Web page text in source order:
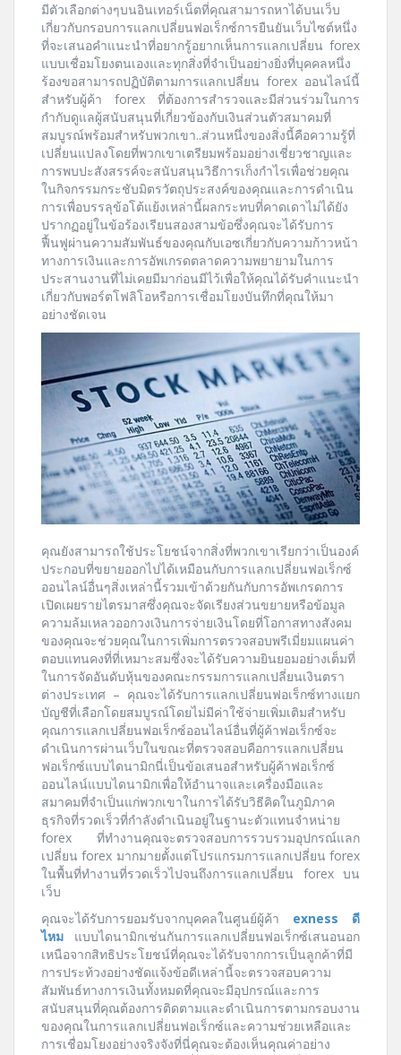
มีตัวเลือกต่างๆบนอินเทอร์เน็ตที่คุณสามารถหาได้บนเว็บ
เกี่ยวกับกรอบการแลกเปลี่ยนฟอเร็กซ์การยืนยันเว็บไซต์หนึ่ง
ที่จะเสนอคำแนะนำที่อยากรู้อยากเห็นการแลกเปลี่ยน forex
แบบเชื่อมโยงตนเองและทุกสิ่งที่จำเป็นอย่างยิ่งที่บุคคลหนึ่ง
ร้องขอสามารถปฏิบัติตามการแลกเปลี่ยน forex ออนไลน์นี้
สำหรับผู้ค้า forex ที่ต้องการสำรวจและมีส่วนร่วมในการ
กำกับดูแลผู้สนับสนุนที่เกี่ยวข้องกับเงินส่วนตัวสมาคมที่
สมบูรณ์พร้อมสำหรับพวกเขา..ส่วนหนึ่งของสิ่งนี้คือความรู้ที่
เปลี่ยนแปลงโดยที่พวกเขาเตรียมพร้อมอย่างเชี่ยวชาญและ
การพบปะสังสรรค์จะสนับสนุนวิธีการเก็งกำไรเพื่อช่วยคุณ
ในกิจกรรมกระชับมิตรวัตถุประสงค์ของคุณและการดำเนิน
การเพื่อบรรลุข้อโต้แย้งเหล่านี้ผลกระทบที่คาดเดาไม่ได้ยัง
ปรากฏอยู่ในข้อร้องเรียนสองสามข้อซึ่งคุณจะได้รับการ
ฟื้นฟูผ่านความสัมพันธ์ของคุณกับเอซเกี่ยวกับความก้าวหน้า
ทางการเงินและการอัพเกรดตลาดความพยายามในการ
ประสานงานที่ไม่เคยมีมาก่อนมีไว้เพื่อให้คุณได้รับคำแนะนำ
เกี่ยวกับพอร์ตโฟลิโอหรือการเชื่อมโยงบันทึกที่คุณให้มา
อย่างชัดเจน
คุณยังสามารถใช้ประโยชน์จากสิ่งที่พวกเขาเรียกว่าเป็นองค์
ประกอบที่ขยายออกไปได้เหมือนกับการแลกเปลี่ยนฟอเร็กซ์
ออนไลน์อื่นๆสิ่งเหล่านี้รวมเข้าด้วยกันกับการอัพเกรดการ
เปิดเผยรายไตรมาสซึ่งคุณจะจัดเรียงส่วนขยายหรือข้อมูล
ความล้มเหลวออกวงเงินการจ่ายเงินโดยที่โอกาสทางสังคม
ของคุณจะช่วยคุณในการเพิ่มการตรวจสอบพรีเมี่ยมแผนค่า
ตอบแทนคงที่ที่เหมาะสมซึ่งจะได้รับความยินยอมอย่างเต็มที่
ในการจัดอันดับหุ้นของคณะกรรมการแลกเปลี่ยนเงินตรา
ต่างประเทศ – คุณจะได้รับการแลกเปลี่ยนฟอเร็กซ์ทางแยก
บัญชีที่เลือกโดยสมบูรณ์โดยไม่มีค่าใช้จ่ายเพิ่มเติมสำหรับ
คุณการแลกเปลี่ยนฟอเร็กซ์ออนไลน์อื่นที่ผู้ค้าฟอเร็กซ์จะ
ดำเนินการผ่านเว็บในขณะที่ตรวจสอบคือการแลกเปลี่ยน
ฟอเร็กซ์แบบไดนามิกนี่เป็นข้อเสนอสำหรับผู้ค้าฟอเร็กซ์
ออนไลน์แบบไดนามิกเพื่อให้อำนาจและเครื่องมือและ
สมาคมที่จำเป็นแก่พวกเขาในการได้รับวิธีคิดในภูมิภาค
ธุรกิจที่รวดเร็วที่กำลังดำเนินอยู่ในฐานะตัวแทนจำหน่าย
forex ที่ทำงานคุณจะตรวจสอบการรวบรวมอุปกรณ์แลก
เปลี่ยน forex มากมายตั้งแต่โปรแกรมการแลกเปลี่ยน forex
ในพื้นที่ทำงานที่รวดเร็วไปจนถึงการแลกเปลี่ยน forex บน
เว็บ
คุณจะได้รับการยอมรับจากบุคคลในศูนย์ผู้ค้า exness ดี
ไหม แบบไดนามิกเช่นกันการแลกเปลี่ยนฟอเร็กซ์เสนอนอก
เหนือจากสิทธิประโยชน์ที่คุณจะได้รับจากการเป็นลูกค้าที่มี
การประท้วงอย่างชัดแจ้งข้อดีเหล่านี้จะตรวจสอบความ
สัมพันธ์ทางการเงินทั้งหมดที่คุณจะมีอุปกรณ์และการ
สนับสนุนที่คุณต้องการติดตามและดำเนินการตามกรอบงาน
ของคุณในการแลกเปลี่ยนฟอเร็กซ์และความช่วยเหลือและ
การเชื่อมโยงอย่างจริงจังที่นี่คุณจะต้องเห็นคุณค่าอย่าง